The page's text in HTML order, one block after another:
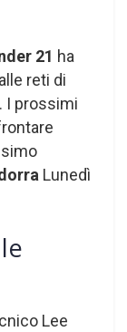
21 ha
reti di
. I prossimi
Lunedì
Lee